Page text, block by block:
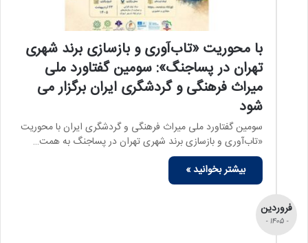
با محوریت «تاب‌آوری و بازسازی برند شهری
تهران در پساجنگ»: سومین گفتاورد ملی
میراث فرهنگی و گردشگری ایران برگزار می
شود
سومین گفتاورد ملی میراث فرهنگی و گردشگری ایران با محوریت
«تاب‌آوری و بازسازی برند شهری تهران در پساجنگ به همت…
بیشتر بخوانید »
فروردین
- 1405 -